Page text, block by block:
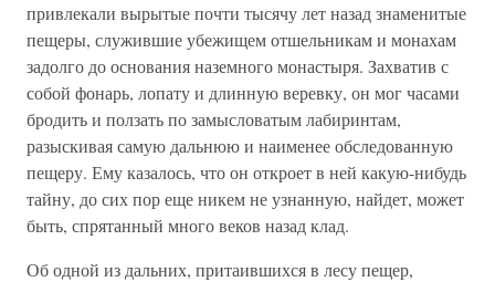
привлекали вырытые почти тысячу лет назад знаменитые
пещеры, служившие убежищем отшельникам и монахам
задолго до основания наземного монастыря. Захватив с
собой фонарь, лопату и длинную веревку, он мог часами
бродить и ползать по замысловатым лабиринтам,
разыскивая самую дальнюю и наименее обследованную
пещеру. Ему казалось, что он откроет в ней какую-нибудь
тайну, до сих пор еще никем не узнанную, найдет, может
быть, спрятанный много веков назад клад.
Об одной из дальних, притаившихся в лесу пещер,